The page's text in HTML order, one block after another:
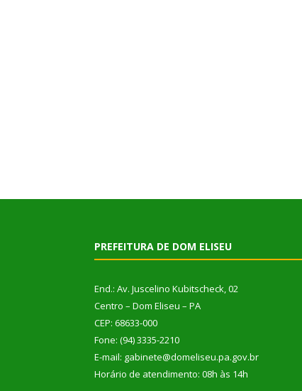
PREFEITURA DE DOM ELISEU
End.: Av. Juscelino Kubitscheck, 02
Centro – Dom Eliseu – PA
CEP: 68633-000
Fone: (94) 3335-2210
E-mail: gabinete@domeliseu.pa.gov.br
Horário de atendimento: 08h às 14h